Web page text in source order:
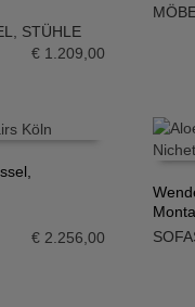
, STÜHLE
€1.209,00
IN
€2.256,00